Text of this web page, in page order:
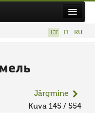
ET FI RU
Järgmine
Kuva 145 / 554